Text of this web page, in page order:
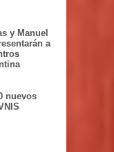
y Manuel
a
nuevos